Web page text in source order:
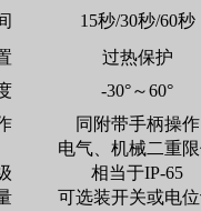
15秒/30秒/60秒
过热保护
-30°～60°
同附带手柄操作
电气、机械二重
相当于IP-65
可选装开关或电